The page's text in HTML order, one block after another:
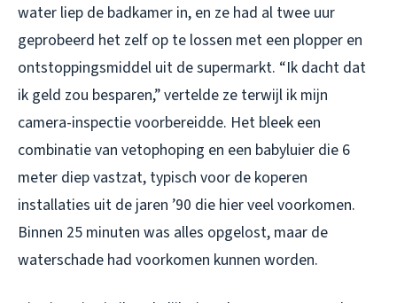
water liep de badkamer in, en ze had al twee uur
geprobeerd het zelf op te lossen met een plopper en
ontstoppingsmiddel uit de supermarkt. “Ik dacht dat
ik geld zou besparen,” vertelde ze terwijl ik mijn
camera-inspectie voorbereidde. Het bleek een
combinatie van vetophoping en een babyluier die 6
meter diep vastzat, typisch voor de koperen
installaties uit de jaren ’90 die hier veel voorkomen.
Binnen 25 minuten was alles opgelost, maar de
waterschade had voorkomen kunnen worden.